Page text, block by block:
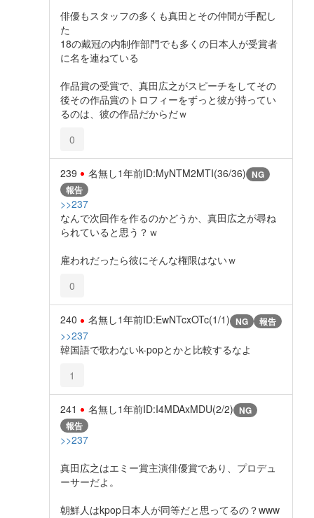
俳優もスタッフの多くも真田とその仲間が手配し
た
18の戴冠の内制作部門でも多くの日本人が受賞者
に名を連ねている
作品賞の受賞で、真田広之がスピーチをしてその
後その作品賞のトロフィーをずっと彼が持ってい
るのは、彼の作品だからだｗ
0
239 名無し1年前ID:MyNTM2MTI(36/36) NG
報告
>>237
なんで次回作を作るのかどうか、真田広之が尋ね
られていると思う？ｗ
雇われだったら彼にそんな権限はないｗ
0
240 名無し1年前ID:EwNTcxOTc(1/1) NG 報告
>>237
韓国語で歌わないk-popとかと比較するなよ
1
241 名無し1年前ID:I4MDAxMDU(2/2) NG
報告
>>237
真田広之はエミー賞主演俳優賞であり、プロデュ
ーサーだよ。
朝鮮人はkpop日本人が同等だと思ってるの？www